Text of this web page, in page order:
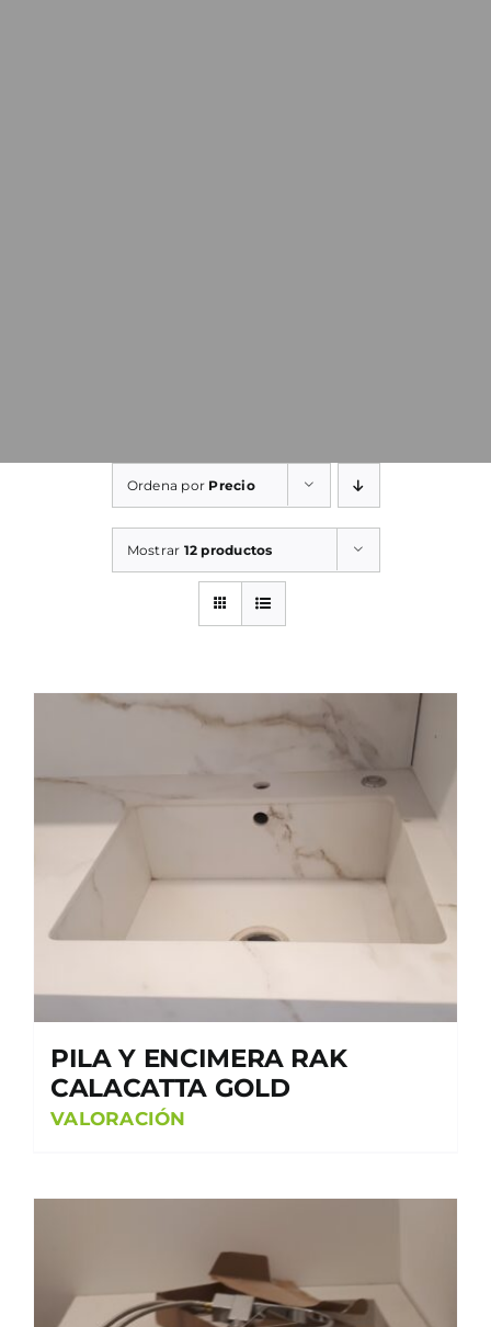
Ordena por Precio
Mostrar 12 productos
PILA Y ENCIMERA RAK
CALACATTA GOLD
VALORACIÓN